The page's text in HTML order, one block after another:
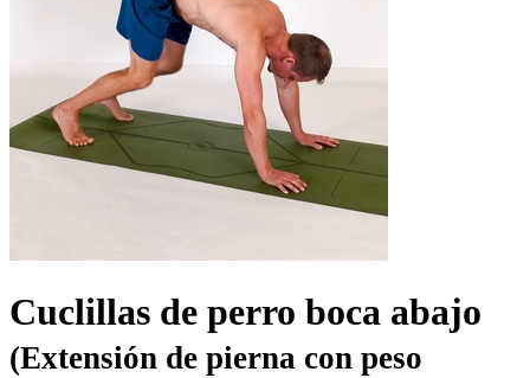
Cuclillas de perro boca abajo
(Extensión de pierna con peso